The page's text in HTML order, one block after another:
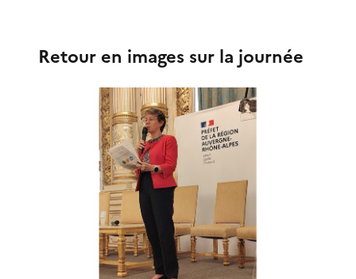
Retour en images sur la journée